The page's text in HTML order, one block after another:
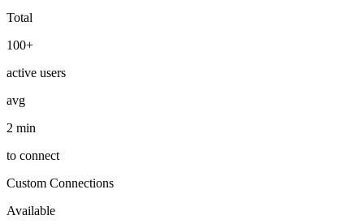
Total
100+
active users
avg
2 min
to connect
Custom Connections
Available